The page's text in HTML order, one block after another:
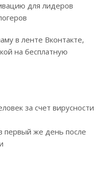
для лидеров
в ленте Вконтакте,
на бесплатную
за счет вирусности
первый же день после